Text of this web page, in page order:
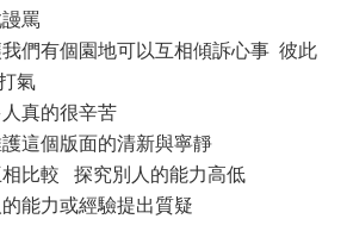
罵
們有個園地可以互相傾訴心事 彼此
氣
真的很辛苦
這個版面的清新與寧靜
比較 探究別人的能力高低
能力或經驗提出質疑